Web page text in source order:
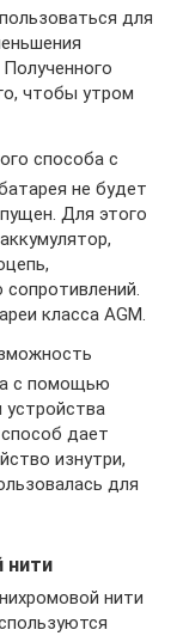
для
чтобы утром
способа с
не будет
Для этого
класса AGM.
с помощью
устройства
дает
изнутри,
для
нити
нити